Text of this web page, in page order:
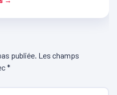
publiée. Les champs
*